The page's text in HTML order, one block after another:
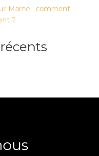
Marne : comment
?